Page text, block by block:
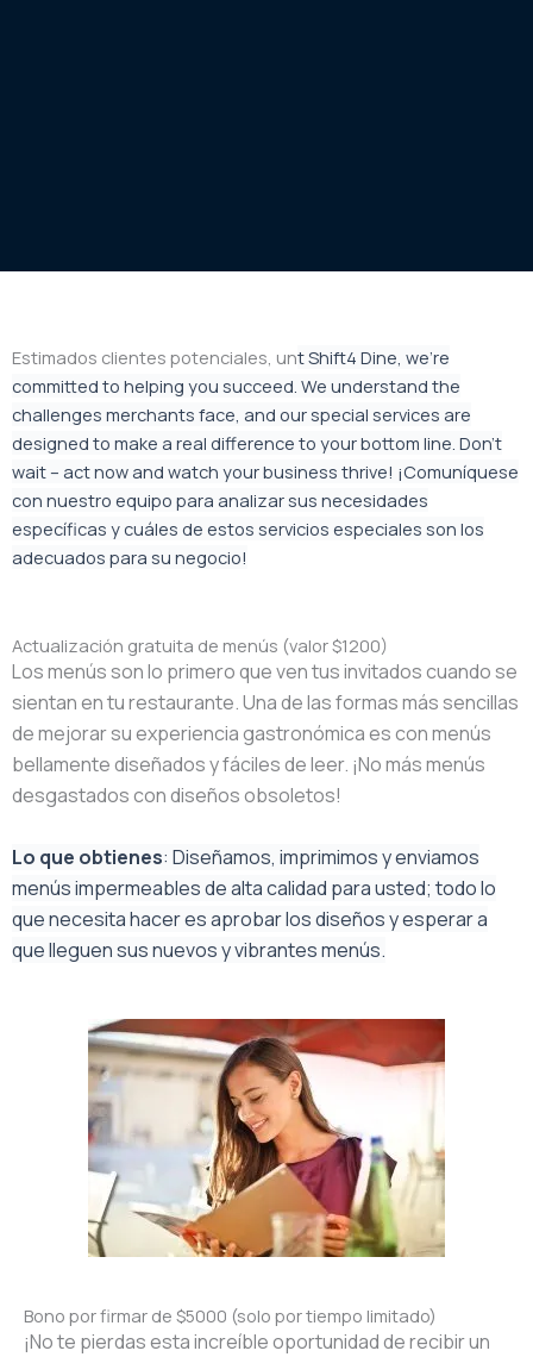
Estimados clientes potenciales, unt Shift4 Dine, we’re
committed to helping you succeed. We understand the
challenges merchants face, and our special services are
designed to make a real difference to your bottom line. Don’t
wait – act now and watch your business thrive! ¡Comuníquese
con nuestro equipo para analizar sus necesidades
específicas y cuáles de estos servicios especiales son los
adecuados para su negocio!
Actualización gratuita de menús (valor $1200)
Los menús son lo primero que ven tus invitados cuando se
sientan en tu restaurante. Una de las formas más sencillas
de mejorar su experiencia gastronómica es con menús
bellamente diseñados y fáciles de leer. ¡No más menús
desgastados con diseños obsoletos!
Lo que obtienes: Diseñamos, imprimimos y enviamos
menús impermeables de alta calidad para usted; todo lo
que necesita hacer es aprobar los diseños y esperar a
que lleguen sus nuevos y vibrantes menús.
Bono por firmar de $5000 (solo por tiempo limitado)
¡No te pierdas esta increíble oportunidad de recibir un